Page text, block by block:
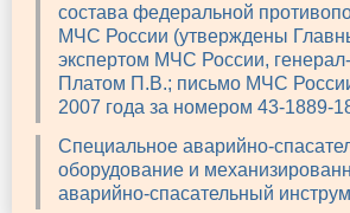
состава федеральной
МЧС России (утверждены
экспертом МЧС России,
Платом П.В.; письмо МЧС
2007 года за номером 43-1889-
Специальное аварийно-
оборудование и
аварийно-спасательный